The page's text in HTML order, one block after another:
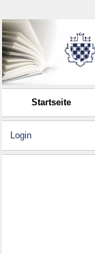
Startseite
Login